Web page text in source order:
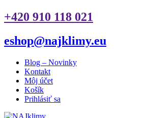
+420 910 118 021
eshop@najklimy.eu
Blog – Novinky
Kontakt
Môj účet
Košík
Prihlásiť sa